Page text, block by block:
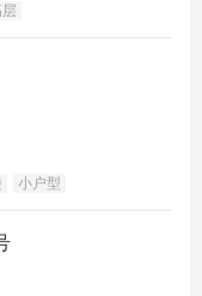
小户型